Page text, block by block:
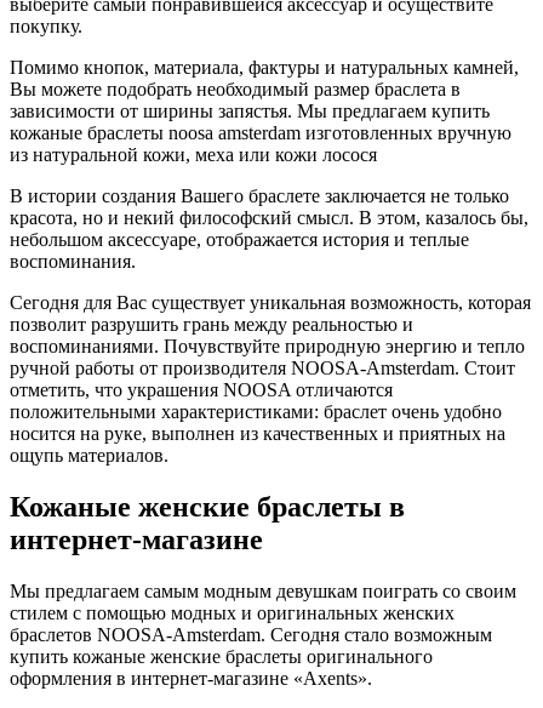
выберите самый понравившейся аксессуар и осуществите
покупку.
Помимо кнопок, материала, фактуры и натуральных камней,
Вы можете подобрать необходимый размер браслета в
зависимости от ширины запястья. Мы предлагаем купить
кожаные браслеты noosa amsterdam изготовленных вручную
из натуральной кожи, меха или кожи лосося
В истории создания Вашего браслете заключается не только
красота, но и некий философский смысл. В этом, казалось бы,
небольшом аксессуаре, отображается история и теплые
воспоминания.
Сегодня для Вас существует уникальная возможность, которая
позволит разрушить грань между реальностью и
воспоминаниями. Почувствуйте природную энергию и тепло
ручной работы от производителя NOOSA-Amsterdam. Стоит
отметить, что украшения NOOSA отличаются
положительными характеристиками: браслет очень удобно
носится на руке, выполнен из качественных и приятных на
ощупь материалов.
Кожаные женские браслеты в
интернет-магазине
Мы предлагаем самым модным девушкам поиграть со своим
стилем с помощью модных и оригинальных женских
браслетов NOOSA-Amsterdam. Сегодня стало возможным
купить кожаные женские браслеты оригинального
оформления в интернет-магазине «Axents».